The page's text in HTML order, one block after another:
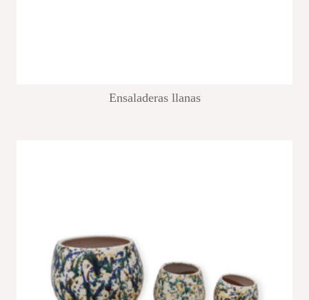
Ensaladeras llanas